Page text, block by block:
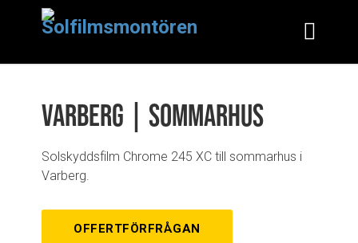
Varberg | Sommarhus
Solskyddsfilm Chrome 245 XC till sommarhus i
Varberg.
OFFERTFÖRFRÅGAN